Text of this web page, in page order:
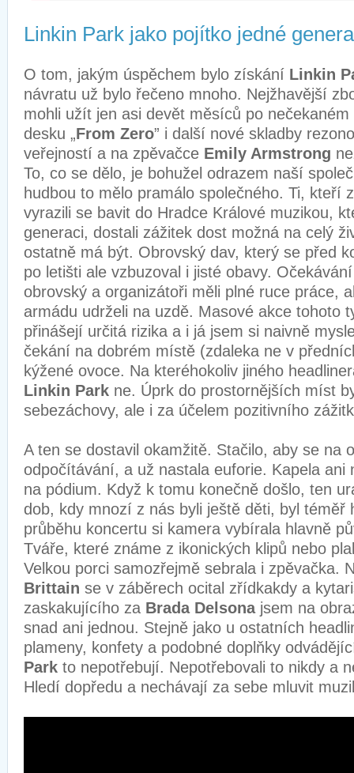
Linkin Park jako pojítko jedné
O tom, jakým úspěchem bylo získání Linkin
návratu už bylo řečeno mnoho. Nejžhavější
mohli užít jen asi devět měsíců po
desku „From Zero” i další nové skladby
veřejností a na zpěvačce Emily Armstrong
To, co se dělo, je bohužel odrazem naší
hudbou to mělo pramálo společného. Ti, kteří
vyrazili se bavit do Hradce Králové muzikou,
generaci, dostali zážitek dost možná na celý
ostatně má být. Obrovský dav, který se před
po letišti ale vzbuzoval i jisté obavy.
obrovský a organizátoři měli plné ruce práce,
armádu udrželi na uzdě. Masové akce tohoto
přinášejí určitá rizika a i já jsem si naivně
čekání na dobrém místě (zdaleka ne v
kýžené ovoce. Na kteréhokoliv jiného
Linkin Park ne. Úprk do prostornějších míst
sebezáchovy, ale i za účelem pozitivního
A ten se dostavil okamžitě. Stačilo, aby se na
odpočítávání, a už nastala euforie. Kapela ani
na pódium. Když k tomu konečně došlo, ten
dob, kdy mnozí z nás byli ještě děti, byl téměř
průběhu koncertu si kamera vybírala hlavně
Tváře, které známe z ikonických klipů nebo
Velkou porci samozřejmě sebrala i zpěvačka.
Brittain se v záběrech ocital zřídkakdy a
zaskakujícího za Brada Delsona jsem na
snad ani jednou. Stejně jako u ostatních
plameny, konfety a podobné doplňky
Park to nepotřebují. Nepotřebovali to nikdy a
Hledí dopředu a nechávají za sebe mluvit